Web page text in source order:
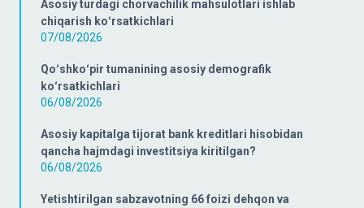
Asosiy turdagi chorvachilik mahsulotlari ishlab
chiqarish koʻrsatkichlari
07/08/2026
Qoʻshkoʻpir tumanining asosiy demografik
koʻrsatkichlari
06/08/2026
Asosiy kapitalga tijorat bank kreditlari hisobidan
qancha hajmdagi investitsiya kiritilgan?
06/08/2026
Yetishtirilgan sabzavotning 66 foizi dehqon va